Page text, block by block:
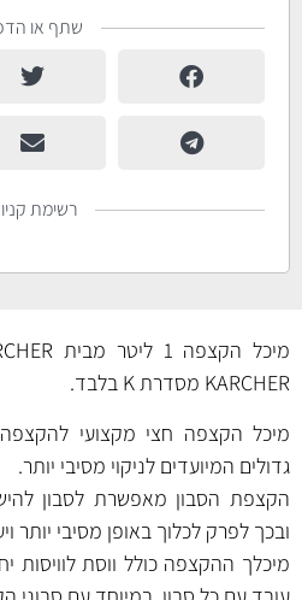
שתף או
רשימת
KARCHER מסדרת K בלבד.
מיכל הקצפה חצי מקצועי
גדולים המיועדים לניקוי מסיבי יותר.
הקצפת הסבון מאפשרת לסבון
ובכך לפרק לכלוך באופן מסיבי יותר
מיכלך ההקצפה כולל ווסת לוויסות